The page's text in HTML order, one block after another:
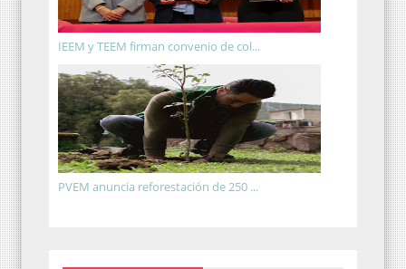
IEEM y TEEM firman convenio de col...
PVEM anuncia reforestación de 250 ...